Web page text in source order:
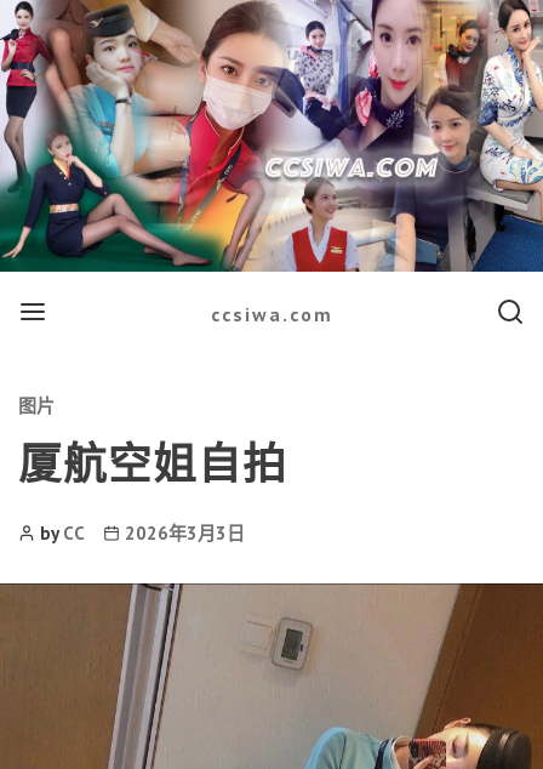
Menu ccsiwa.com Search
Categories
图片
厦航空姐自拍
PostbyCC
Post2026年3月3日